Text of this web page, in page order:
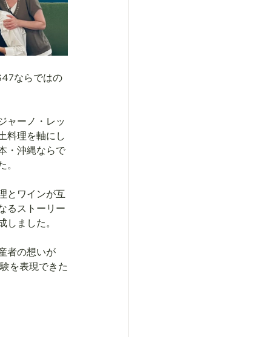
ならではの
ャーノ・レッ
料理を軸にし
・沖縄ならで
とワインが互
るストーリー
ました。
者の想いが
を表現できた